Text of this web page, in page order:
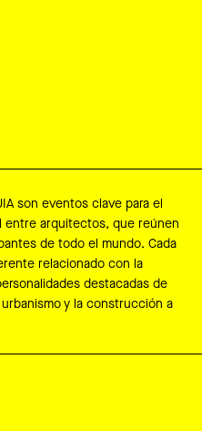
son eventos clave para el
entre arquitectos, que reúnen
de todo el mundo. Cada
relacionado con la
destacadas de
y la construcción a